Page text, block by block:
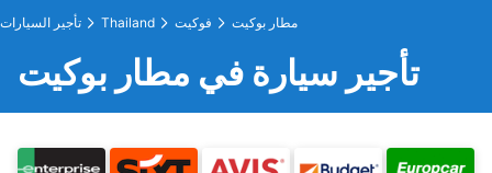
تأجير السيارات Thailand فوكيت مطار بوكيت
تأجير سيارة في مطار بوكيت